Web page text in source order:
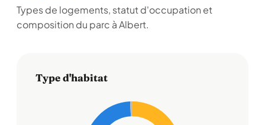
Types de logements, statut d'occupation et
composition du parc à Albert.
Type d'habitat